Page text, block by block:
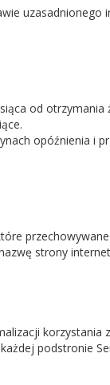
od
opóźnienia i
strony
korzystania
podstronie